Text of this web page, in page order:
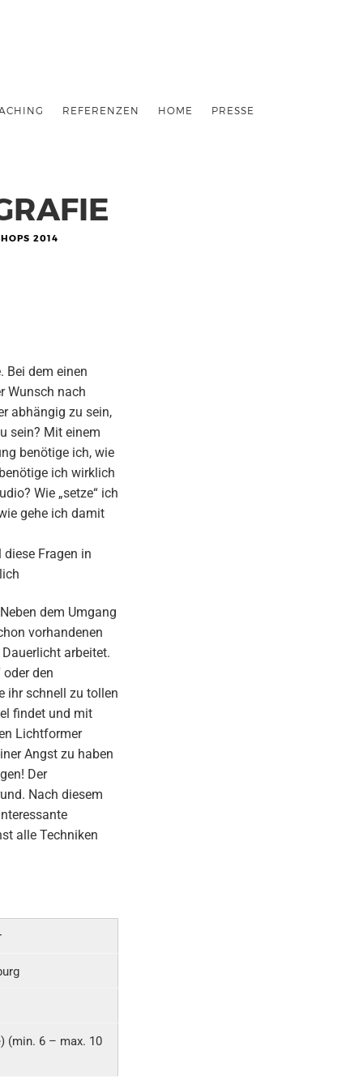
REFERENZEN HOME PRESSE
2014
dem einen
Wunsch nach
abhängig zu sein,
sein? Mit einem
benötige ich, wie
ich wirklich
Wie „setze“ ich
gehe ich damit
Fragen in
dem Umgang
vorhandenen
arbeitet.
den
ihr schnell zu tollen
findet und mit
Lichtformer
Angst zu haben
Der
Nach diesem
alle Techniken
(min. 6 – max. 10